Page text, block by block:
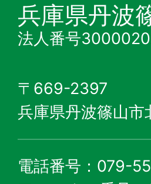
兵庫県丹波
法人番号
〒669-2397
兵庫県丹波篠山市
電話番号：079-